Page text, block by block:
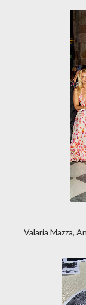
Valaria Mazza,